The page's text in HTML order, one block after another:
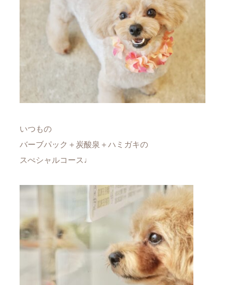
いつもの
バーブパック＋炭酸泉＋ハミガキの
スぺシャルコース♩